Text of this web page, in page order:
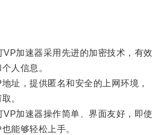
加速器采用先进的加密技术，有效
人信息。
，提供匿名和安全的上网环境，
。
加速器操作简单、界面友好，即使
能够轻松上手。